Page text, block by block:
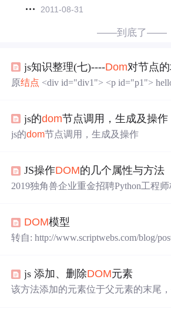
2011-08-31
——到底了——
js知识整理(七)----Dom对节点
原结点
点 </button><br>
js的dom节点调用，生成及操作
js的dom节点调用，生成及操作
JS操作DOM的几个属性与方法
DOM模型
转自: http://www.scriptwebs.com/blog/
，而且闭合标记中的文本、标记内的属
别称为元素结点、文本结点和属性结点
js 添加、删除DOM元素
该方法添加的元素位于父元素的末尾